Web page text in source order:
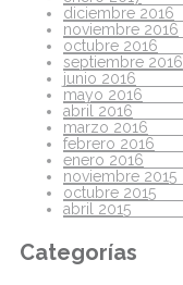
diciembre 2016
noviembre 2016
octubre 2016
septiembre 2016
junio 2016
mayo 2016
abril 2016
marzo 2016
febrero 2016
enero 2016
noviembre 2015
octubre 2015
abril 2015
Categorías